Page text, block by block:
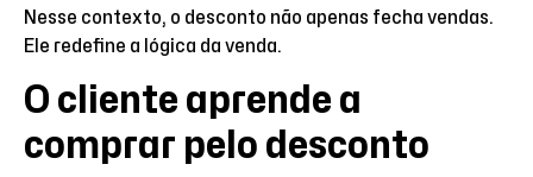
Nesse contexto, o desconto não apenas fecha vendas.
Ele redefine a lógica da venda.
O cliente aprende a
comprar pelo desconto